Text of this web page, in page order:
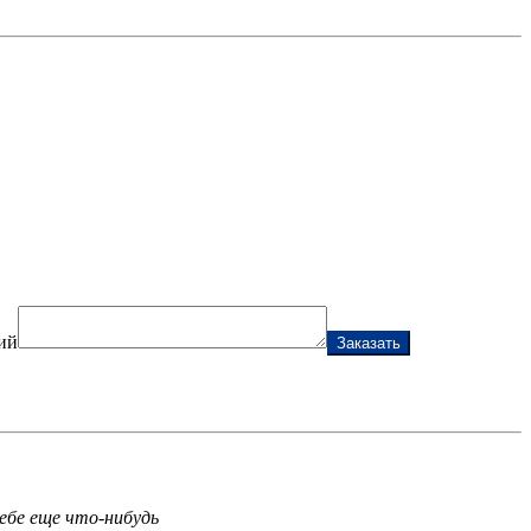
Заказать
еще что-нибудь